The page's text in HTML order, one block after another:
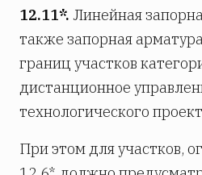
12.11*. Линейная
также запорная
границ участков
дистанционное
технологического
При этом для участков,